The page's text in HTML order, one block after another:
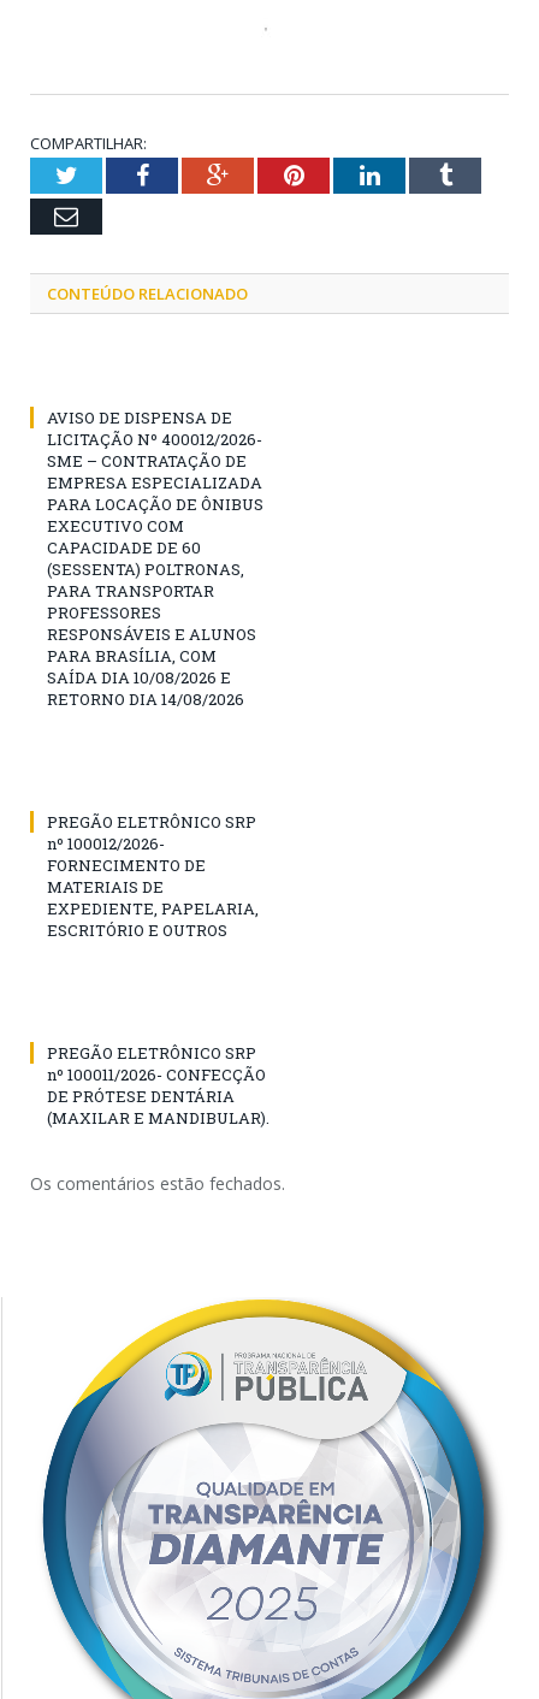
COMPARTILHAR:
TwitterFacebookGoogle+PinterestLinkedInTumblr
Email
CONTEÚDO RELACIONADO
AVISO DE DISPENSA DE
LICITAÇÃO Nº 400012/2026-
SME – CONTRATAÇÃO DE
EMPRESA ESPECIALIZADA
PARA LOCAÇÃO DE ÔNIBUS
EXECUTIVO COM
CAPACIDADE DE 60
(SESSENTA) POLTRONAS,
PARA TRANSPORTAR
PROFESSORES
RESPONSÁVEIS E ALUNOS
PARA BRASÍLIA, COM
SAÍDA DIA 10/08/2026 E
RETORNO DIA 14/08/2026
PREGÃO ELETRÔNICO SRP
nº 100012/2026-
FORNECIMENTO DE
MATERIAIS DE
EXPEDIENTE, PAPELARIA,
ESCRITÓRIO E OUTROS
PREGÃO ELETRÔNICO SRP
nº 100011/2026- CONFECÇÃO
DE PRÓTESE DENTÁRIA
(MAXILAR E MANDIBULAR).
Os comentários estão fechados.